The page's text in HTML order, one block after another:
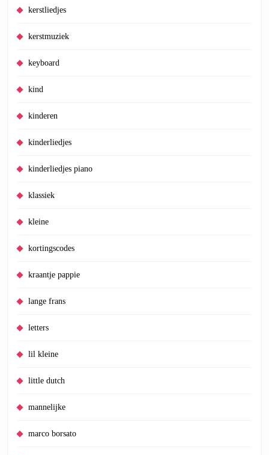
kerstliedjes
kerstmuziek
keyboard
kind
kinderen
kinderliedjes
kinderliedjes piano
klassiek
kleine
kortingscodes
kraantje pappie
lange frans
letters
lil kleine
little dutch
mannelijke
marco borsato